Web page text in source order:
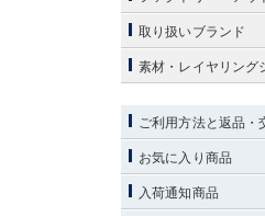
取り扱いブランド
素材・レイヤリング
ご利用方法と返品・
お気に入り商品
入荷通知商品